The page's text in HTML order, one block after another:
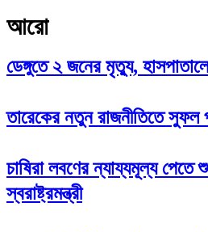
আরো
ডেঙ্গুতে ২ জনের মৃত্যু,
তারেকের নতুন রাজনীতিতে সুফল
চাষিরা লবণের ন্যায্যমূল্য
স্বরাষ্ট্রমন্ত্রী